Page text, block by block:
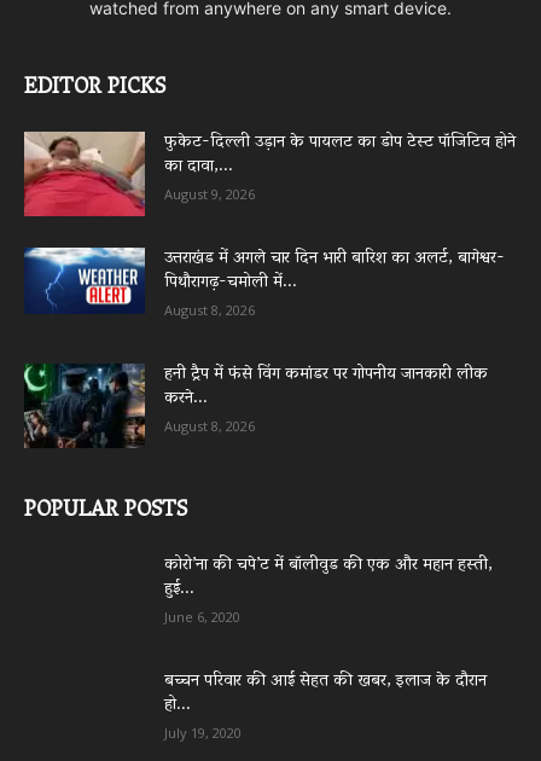
watched from anywhere on any smart device.
EDITOR PICKS
फुकेट-दिल्ली उड़ान के पायलट का डोप टेस्ट पॉजिटिव होने
का दावा,...
August 9, 2026
उत्तराखंड में अगले चार दिन भारी बारिश का अलर्ट, बागेश्वर-
पिथौरागढ़-चमोली में...
August 8, 2026
हनी ट्रैप में फंसे विंग कमांडर पर गोपनीय जानकारी लीक
करने...
August 8, 2026
POPULAR POSTS
कोरो’ना की चपे’ट में बॉलीवुड की एक और महान हस्ती,
हुई...
June 6, 2020
बच्चन परिवार की आई सेहत की खबर, इलाज के दौरान
हो...
July 19, 2020